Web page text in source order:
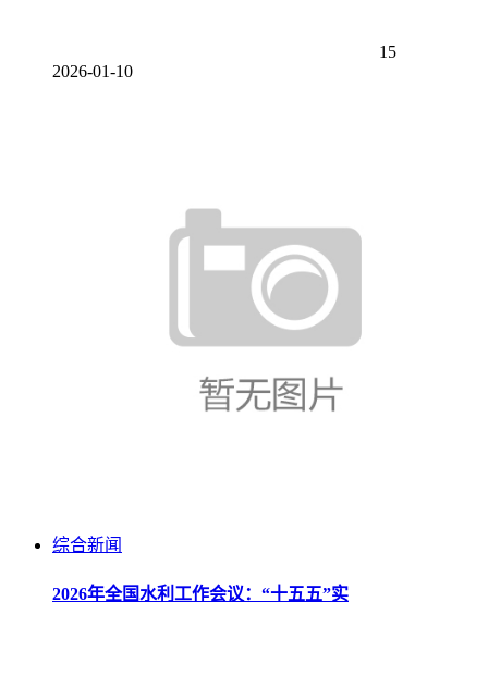
15
2026-01-10
综合新闻
2026年全国水利工作会议：“十五五”实